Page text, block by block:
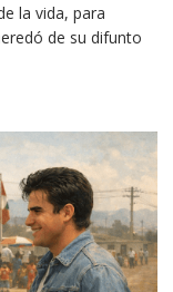
la vida, para
de su difunto